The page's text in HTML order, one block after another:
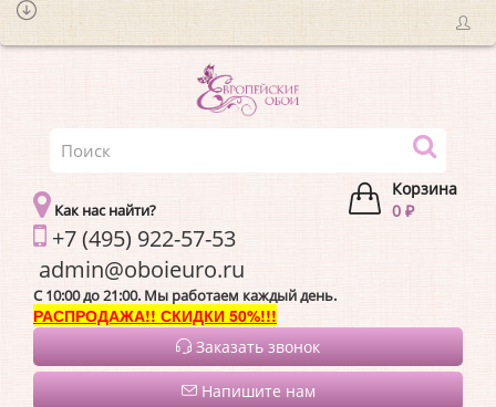
Корзина
0 ₽
Как нас найти?
+7 (495) 922-57-53
C 10:00 до 21:00. Мы работаем каждый день.
РАСПРОДАЖА!! СКИДКИ 50%!!!
Заказать звонок
Напишите нам